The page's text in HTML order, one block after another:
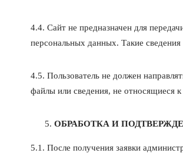
4.4. Сайт не предназначен для
персональных данных. Такие
4.5. Пользователь не должен
файлы или сведения, не относящиеся
ОБРАБОТКА И
5.1. После получения заявки